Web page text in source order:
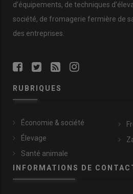
d’équipements, de techniques
société, de fromagerie fermière de
des entreprises.
RUBRIQUES
Économie & société
Élevage
Santé animale
INFORMATIONS DE